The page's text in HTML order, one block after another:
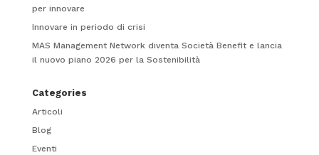
per innovare
Innovare in periodo di crisi
MAS Management Network diventa Società Benefit e lancia
il nuovo piano 2026 per la Sostenibilità
Categories
Articoli
Blog
Eventi